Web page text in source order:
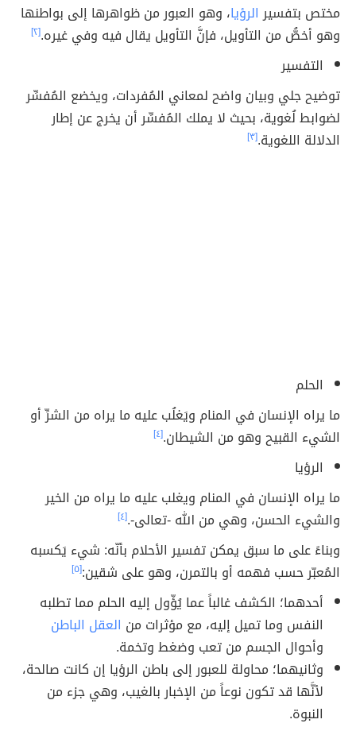
مختص بتفسيرالرؤيا، وهو العبور من ظواهرها إلى بواطنها
وهو أخصُّ من التأويل، فإنَّ التأويل يقال فيه وفي غيره.[٢]
التفسير
توضيح جلي وبيان واضح لمعاني المُفردات، ويخضع المُفسِّر
لضوابط لُغوية، بحيث لا يملك المُفسِّر أن يخرج عن إطار
الدلالة اللغوية.[٣]
الحلم
ما يراه الإنسان في المنام ويَغلُب عليه ما يراه من الشرِّ أو
الشيء القبيح وهو من الشيطان.[٤]
الرؤيا
ما يراه الإنسان في المنام ويغلب عليه ما يراه من الخير
والشيء الحسن، وهي من الله -تعالى-.[٤]
وبناءً على ما سبق يمكن تفسير الأحلام بأنّه: شيء يَكسبه
المُعبّر حسب فهمه أو بالتمرن، وهو على شقين:[٥]
أحدهما؛ الكشف غالباً عما يُؤّول إليه الحلم مما تطلبه
النفس وما تميل إليه، مع مؤثرات من العقل الباطن
وأحوال الجسم من تعب وضغط وتخمة.
وثانيهما؛ محاولة للعبور إلى باطن الرؤيا إن كانت صالحة،
لأنَّها قد تكون نوعاً من الإخبار بالغيب، وهي جزء من
النبوة.